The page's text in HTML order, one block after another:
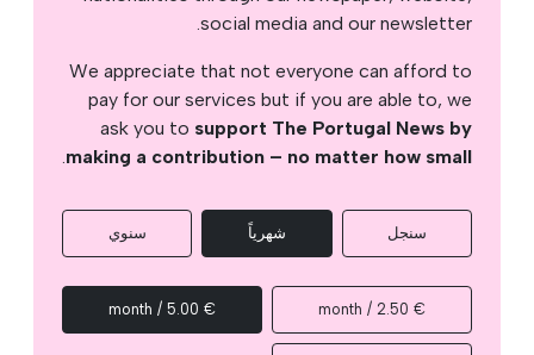
social media and our newsletter.
We appreciate that not everyone can afford to
pay for our services but if you are able to, we
ask you to support The Portugal News by
making a contribution – no matter how small
.
سنجل شهرياً سنوي
€ 2.50 / month
€ 5.00 / month